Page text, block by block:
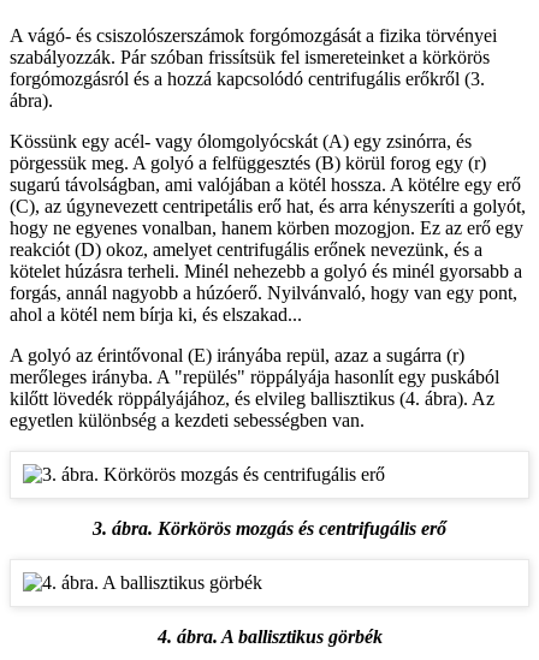
A vágó- és csiszolószerszámok forgómozgását a fizika törvényei
szabályozzák. Pár szóban frissítsük fel ismereteinket a körkörös
forgómozgásról és a hozzá kapcsolódó centrifugális erőkről (3.
ábra).
Kössünk egy acél- vagy ólomgolyócskát (A) egy zsinórra, és
pörgessük meg. A golyó a felfüggesztés (B) körül forog egy (r)
sugarú távolságban, ami valójában a kötél hossza. A kötélre egy erő
(C), az úgynevezett centripetális erő hat, és arra kényszeríti a golyót,
hogy ne egyenes vonalban, hanem körben mozogjon. Ez az erő egy
reakciót (D) okoz, amelyet centrifugális erőnek nevezünk, és a
kötelet húzásra terheli. Minél nehezebb a golyó és minél gyorsabb a
forgás, annál nagyobb a húzóerő. Nyilvánvaló, hogy van egy pont,
ahol a kötél nem bírja ki, és elszakad...
A golyó az érintővonal (E) irányába repül, azaz a sugárra (r)
merőleges irányba. A "repülés" röppályája hasonlít egy puskából
kilőtt lövedék röppályájához, és elvileg ballisztikus (4. ábra). Az
egyetlen különbség a kezdeti sebességben van.
3. ábra. Körkörös mozgás és centrifugális erő
4. ábra. A ballisztikus görbék